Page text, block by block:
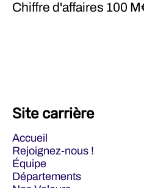
Chiffre d'affaires 100
Site carrière
Accueil
Rejoignez-nous !
Équipe
Départements